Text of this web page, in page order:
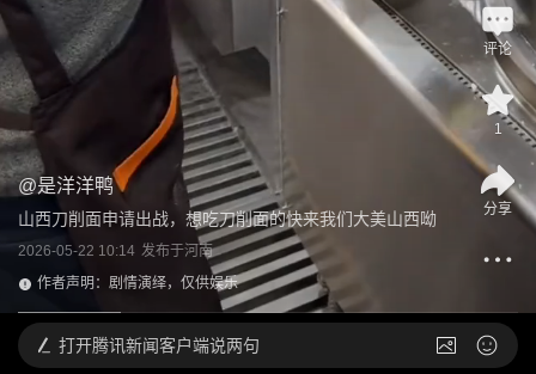
@是洋洋鸭
山西刀削面申请出战，想吃刀削面的快来我们大美山西呦
2026-05-22 10:14 发布于河南
作者声明：剧情演绎，仅供娱乐
评论
1
分享
打开腾讯新闻客户端说两句